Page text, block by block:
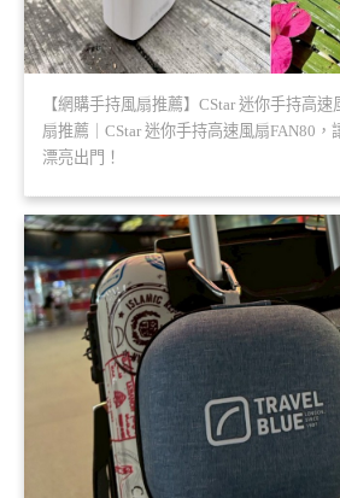
【網購手持風扇推薦】CStar 迷你手持高
扇推薦｜CStar 迷你手持高速風扇FAN80
漂亮出門！